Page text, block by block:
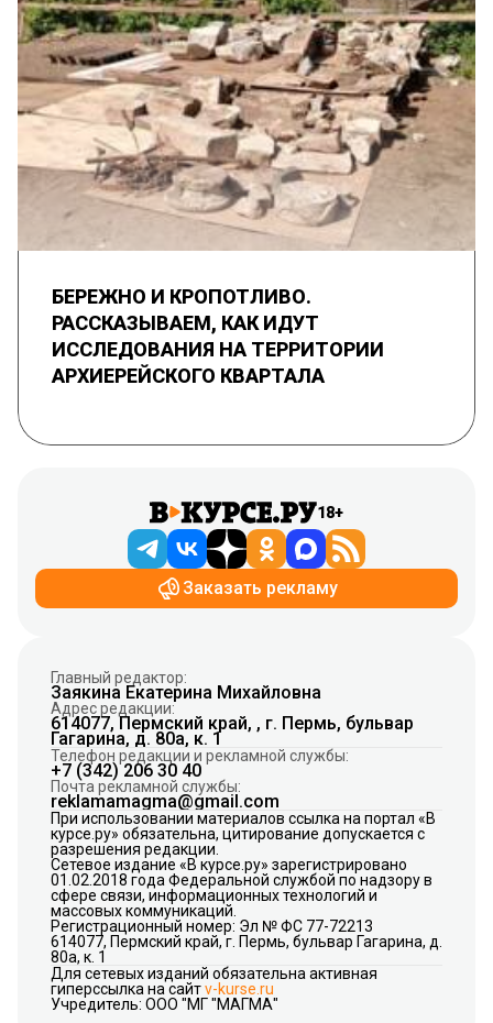
БЕРЕЖНО И КРОПОТЛИВО.
РАССКАЗЫВАЕМ, КАК ИДУТ
ИССЛЕДОВАНИЯ НА ТЕРРИТОРИИ
АРХИЕРЕЙСКОГО КВАРТАЛА
18+
Заказать рекламу
Главный редактор:
Заякина Екатерина Михайловна
Адрес редакции:
614077, Пермский край, , г. Пермь, бульвар
Гагарина, д. 80а, к. 1
Телефон редакции и рекламной службы:
+7 (342) 206 30 40
Почта рекламной службы:
reklamamagma@gmail.com
При использовании материалов ссылка на портал «В
курсе.ру» обязательна, цитирование допускается с
разрешения редакции.
Сетевое издание «В курсе.ру» зарегистрировано
01.02.2018 года Федеральной службой по надзору в
сфере связи, информационных технологий и
массовых коммуникаций.
Регистрационный номер: Эл № ФС 77-72213
614077, Пермский край, г. Пермь, бульвар Гагарина, д.
80а, к. 1
Для сетевых изданий обязательна активная
гиперссылка на сайтv-kurse.ru
Учредитель: ООО "МГ "МАГМА"